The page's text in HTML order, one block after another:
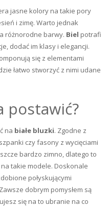
jasne kolory na takie pory
i zimę. Warto jednak
różnorodne barwy. Biel potrafi
dodać im klasy i elegancji.
się z elementami
łatwo stworzyć z nimi udane
postawić?
na białe bluzki. Zgodne z
czy fasony z wycięciami
bardzo zimno, dlatego to
takie modele. Doskonale
połyskującymi
dobrym pomysłem są
się na to ubranie na co